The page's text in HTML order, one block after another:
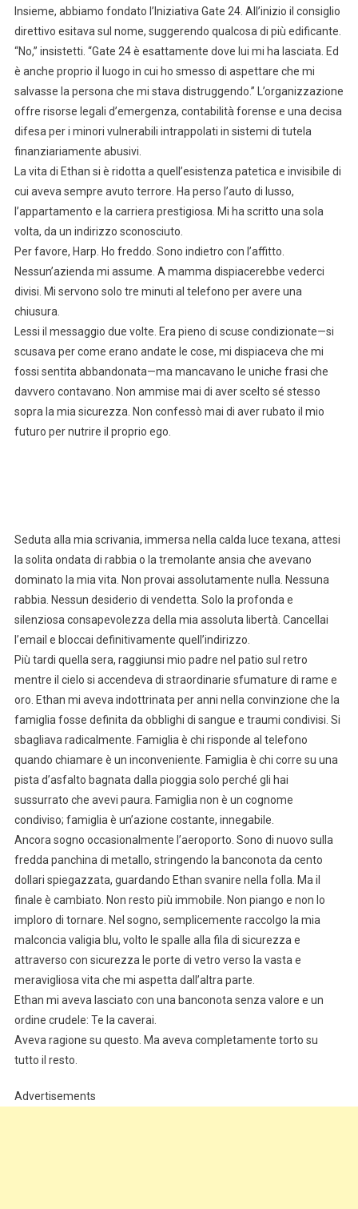
Insieme, abbiamo fondato l’Iniziativa Gate 24. All’inizio il consiglio
direttivo esitava sul nome, suggerendo qualcosa di più edificante.
“No,” insistetti. “Gate 24 è esattamente dove lui mi ha lasciata. Ed
è anche proprio il luogo in cui ho smesso di aspettare che mi
salvasse la persona che mi stava distruggendo.” L’organizzazione
offre risorse legali d’emergenza, contabilità forense e una decisa
difesa per i minori vulnerabili intrappolati in sistemi di tutela
finanziariamente abusivi.
La vita di Ethan si è ridotta a quell’esistenza patetica e invisibile di
cui aveva sempre avuto terrore. Ha perso l’auto di lusso,
l’appartamento e la carriera prestigiosa. Mi ha scritto una sola
volta, da un indirizzo sconosciuto.
Per favore, Harp. Ho freddo. Sono indietro con l’affitto.
Nessun’azienda mi assume. A mamma dispiacerebbe vederci
divisi. Mi servono solo tre minuti al telefono per avere una
chiusura.
Lessi il messaggio due volte. Era pieno di scuse condizionate—si
scusava per come erano andate le cose, mi dispiaceva che mi
fossi sentita abbandonata—ma mancavano le uniche frasi che
davvero contavano. Non ammise mai di aver scelto sé stesso
sopra la mia sicurezza. Non confessò mai di aver rubato il mio
futuro per nutrire il proprio ego.
Seduta alla mia scrivania, immersa nella calda luce texana, attesi
la solita ondata di rabbia o la tremolante ansia che avevano
dominato la mia vita. Non provai assolutamente nulla. Nessuna
rabbia. Nessun desiderio di vendetta. Solo la profonda e
silenziosa consapevolezza della mia assoluta libertà. Cancellai
l’email e bloccai definitivamente quell’indirizzo.
Più tardi quella sera, raggiunsi mio padre nel patio sul retro
mentre il cielo si accendeva di straordinarie sfumature di rame e
oro. Ethan mi aveva indottrinata per anni nella convinzione che la
famiglia fosse definita da obblighi di sangue e traumi condivisi. Si
sbagliava radicalmente. Famiglia è chi risponde al telefono
quando chiamare è un inconveniente. Famiglia è chi corre su una
pista d’asfalto bagnata dalla pioggia solo perché gli hai
sussurrato che avevi paura. Famiglia non è un cognome
condiviso; famiglia è un’azione costante, innegabile.
Ancora sogno occasionalmente l’aeroporto. Sono di nuovo sulla
fredda panchina di metallo, stringendo la banconota da cento
dollari spiegazzata, guardando Ethan svanire nella folla. Ma il
finale è cambiato. Non resto più immobile. Non piango e non lo
imploro di tornare. Nel sogno, semplicemente raccolgo la mia
malconcia valigia blu, volto le spalle alla fila di sicurezza e
attraverso con sicurezza le porte di vetro verso la vasta e
meravigliosa vita che mi aspetta dall’altra parte.
Ethan mi aveva lasciato con una banconota senza valore e un
ordine crudele: Te la caverai.
Aveva ragione su questo. Ma aveva completamente torto su
tutto il resto.
Advertisements